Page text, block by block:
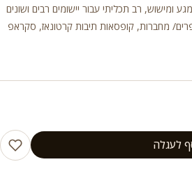
ומישוש, רב תכליתי עבור יישומים רבים ושונים
מחברות, קופסאות תיבות קרטונאז, סקראפ
לעגלה